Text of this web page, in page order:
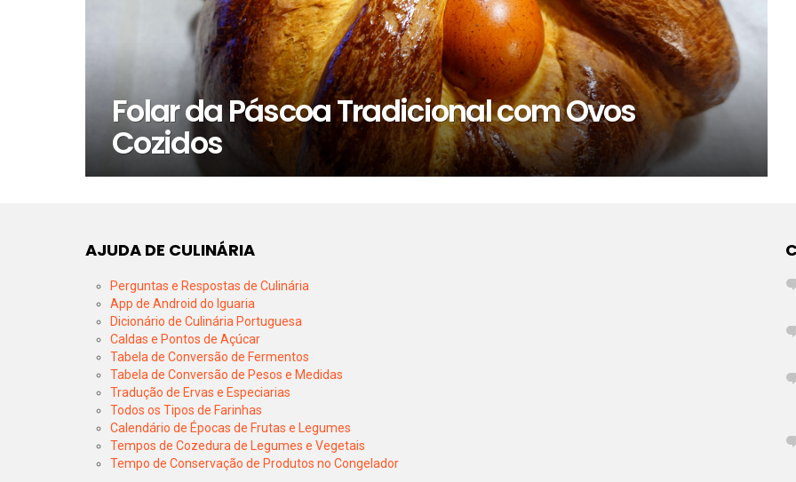
Folar da Páscoa Tradicional com Ovos
Cozidos
AJUDA DE CULINÁRIA
Perguntas e Respostas de Culinária
App de Android do Iguaria
Dicionário de Culinária Portuguesa
Caldas e Pontos de Açúcar
Tabela de Conversão de Fermentos
Tabela de Conversão de Pesos e Medidas
Tradução de Ervas e Especiarias
Todos os Tipos de Farinhas
Calendário de Épocas de Frutas e Legumes
Tempos de Cozedura de Legumes e Vegetais
Tempo de Conservação de Produtos no Congelador